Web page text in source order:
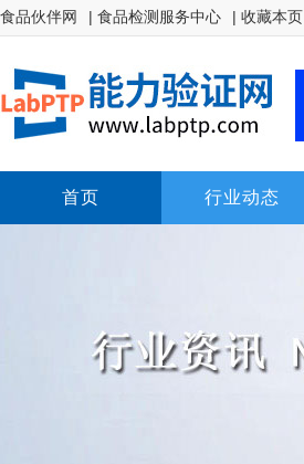
食品伙伴网 | 食品检测服务中心 | 收藏本页
首页 行业动态